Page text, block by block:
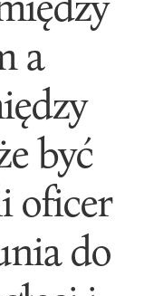
a
być
oficer
do